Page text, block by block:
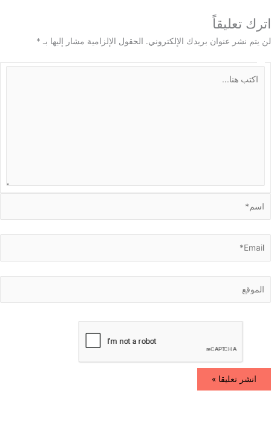
تعليقاً
نشر عنوان بريدك الإلكتروني. الحقول الإلزامية مشار إليها بـ*